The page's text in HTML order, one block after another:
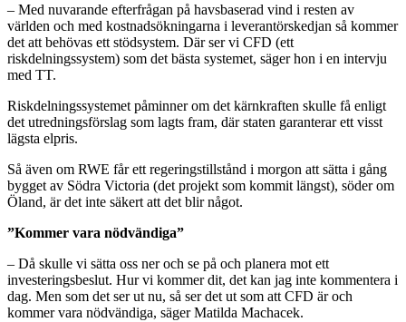
– Med nuvarande efterfrågan på havsbaserad vind i resten av
världen och med kostnadsökningarna i leverantörskedjan så kommer
det att behövas ett stödsystem. Där ser vi CFD (ett
riskdelningssystem) som det bästa systemet, säger hon i en intervju
med TT.
Riskdelningssystemet påminner om det kärnkraften skulle få enligt
det utredningsförslag som lagts fram, där staten garanterar ett visst
lägsta elpris.
Så även om RWE får ett regeringstillstånd i morgon att sätta i gång
bygget av Södra Victoria (det projekt som kommit längst), söder om
Öland, är det inte säkert att det blir något.
”Kommer vara nödvändiga”
– Då skulle vi sätta oss ner och se på och planera mot ett
investeringsbeslut. Hur vi kommer dit, det kan jag inte kommentera i
dag. Men som det ser ut nu, så ser det ut som att CFD är och
kommer vara nödvändiga, säger Matilda Machacek.